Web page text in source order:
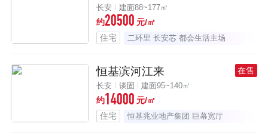
长安 建面88~177㎡
约20500 元/㎡
住宅
二环里 长安芯 都会生活主场
恒基滨河江来 在售
长安 谈固 建面95~140㎡
约14000 元/㎡
住宅
恒基兆业地产集团 巨幕宽厅